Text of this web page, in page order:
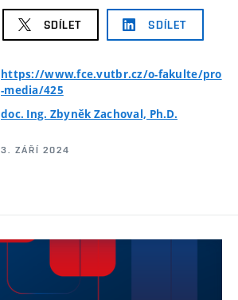
SDÍLET SDÍLET
https://www.fce.vutbr.cz/o-fakulte/pro
-media/425
doc. Ing. Zbyněk Zachoval, Ph.D.
3. ZÁŘÍ 2024